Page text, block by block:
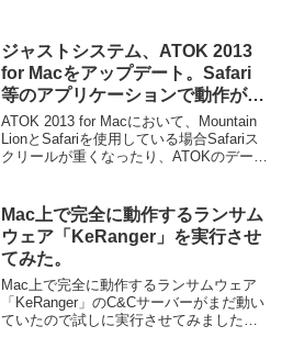
ジャストシステム、ATOK 2013
for Macをアップデート。Safari
等のアプリケーションで動作が重
くなる現象に対応
ATOK 2013 for Macにおいて、Mountain
LionとSafariを使用している場合Safariス
クリールが重くなったり、ATOKのデーモ
ステムは2013/7/18のATOK 2013 for Mac
のアップデートでそれらの問題を改善し
たそうです。詳細は以下から。
Mac上で完全に動作するランサム
ウェア「KeRanger」を実行させ
てみた。
Mac上で完全に動作するランサムウェア
「KeRanger」のC&Cサーバーがまだ動い
ていたので試しに実行させてみました。